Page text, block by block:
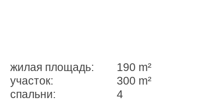
жилая площадь:
190 m²
участок:
300 m²
спальни:
4